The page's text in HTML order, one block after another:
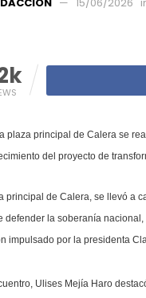
15/06/2026
plaza principal de Calera se
del proyecto de
principal de Calera, se llevó a
defender la soberanía
impulsado por la presidenta
Ulises Mejía Haro